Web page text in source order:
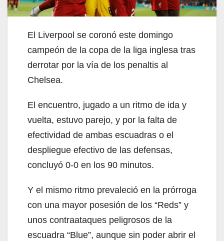
El Liverpool se coronó este domingo
campeón de la copa de la liga inglesa tras
derrotar por la vía de los penaltis al
Chelsea.
El encuentro, jugado a un ritmo de ida y
vuelta, estuvo parejo, y por la falta de
efectividad de ambas escuadras o el
despliegue efectivo de las defensas,
concluyó 0-0 en los 90 minutos.
Y el mismo ritmo prevaleció en la prórroga
con una mayor posesión de los “Reds” y
unos contraataques peligrosos de la
escuadra “Blue”, aunque sin poder abrir el